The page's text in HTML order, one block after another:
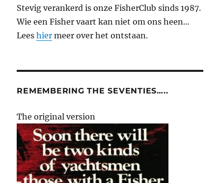
Stevig verankerd is onze FisherClub sinds 1987.
Wie een Fisher vaart kan niet om ons heen…
Leeshier meer over het ontstaan.
REMEMBERING THE SEVENTIES…..
The original version